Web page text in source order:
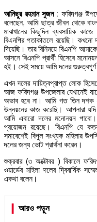
আনিছুর রহমান সুজন: ফরিদগঞ্জ
বলেছেন, আমি ছাত্র জীবন থেকে
মাঝখানের কিছুদিন ব্যবসায়িক
বিএনপির পতাকাতলে রয়েছি। কখনো
দিয়েছি। তার বিনিময়ে বিএনপি
আসনে বিএনপি প্রার্থী হিসেবে
হই। সেই সময়ে আমি দলের গুরুত্বপূর্ণ
এখন দলের দায়িত্বপ্রাপ্ত লোক
আজ ফরিদগঞ্জ উপজেলার যেখানেই
অভাব হবে না। আমি গত তিন দশক
উন্নয়নের কাজ করেছি। আপনারা
আমি এবারো দলের মনোনয়ন
প্রয়োজন রয়েছে। বিএনপি যে
সমাবেশেই বিপুল সংখ্যক মহিলার
দলের জন্য ভোট প্রার্থনা করেন।
শুক্রবার (৩ অক্টোবর ) বিকালে
ওয়ার্ডের মহিলা দলের দ্বিবার্ষিক
একথা বলেন।
আরও পড়ুন